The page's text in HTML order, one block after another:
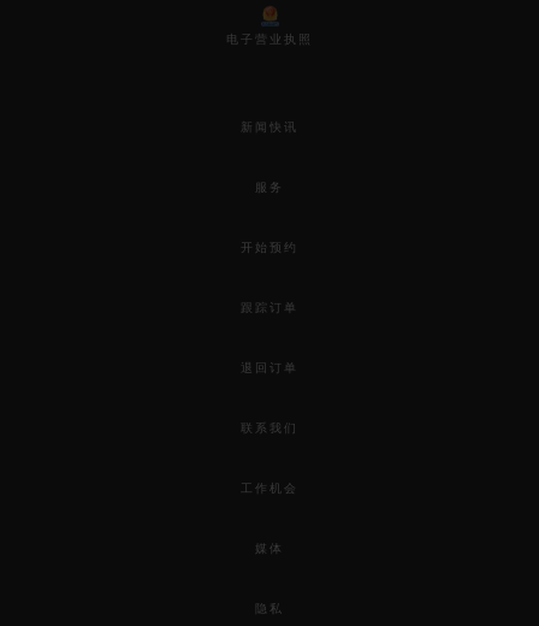
电子营业执照
新闻快讯
服务
开始预约
跟踪订单
退回订单
联系我们
工作机会
媒体
隐私